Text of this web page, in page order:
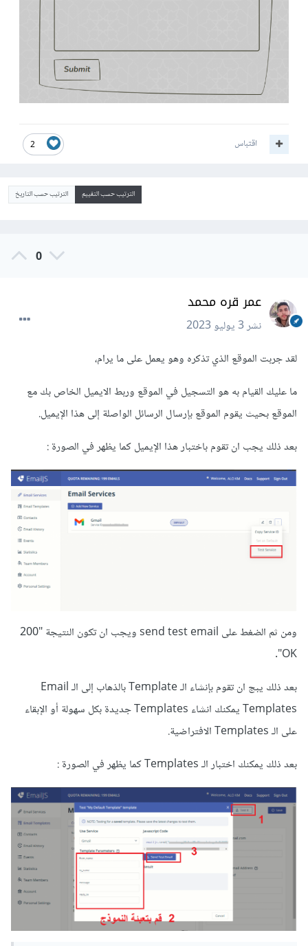
2 اقتباس
الترتيب حسب التقييم الترتيب حسب التاريخ
0
عمر قره محمد
نشر3 يوليو 2023
لقد جربت الموقع الذي تذكره وهو يعمل على ما يرام،
ما عليك القيام به هو التسجيل في الموقع وربط الايميل الخاص بك مع
الموقع بحيث يقوم الموقع بإرسال الرسائل الواصلة إلى هذا الإيميل.
بعد ذلك يجب ان تقوم باختبار هذا الإيميل كما يظهر في الصورة
ومن ثم الضغط على send test email ويجب ان تكون النتيجة "200
OK".
بعد ذلك يبج ان تقوم بإنشاء الـ Template بالذهاب إلى الـ Email
Templates يمكنك انشاء Templates جديدة بكل سهولة أو الإبقاء
على الـ Templates الافتراضية.
بعد ذلك يمكنك اختبار الـ Templates كما يظهر في الصورة